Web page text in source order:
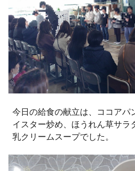
今日の給食の献立は、ココアパ
イスター炒め、ほうれん草サラ
乳クリームスープでした。